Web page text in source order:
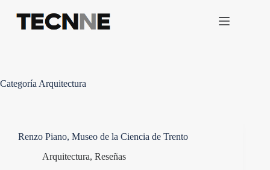
contenido
Categoría Arquitectura
Renzo Piano, Museo de la Ciencia de Trento
Arquitectura, Reseñas